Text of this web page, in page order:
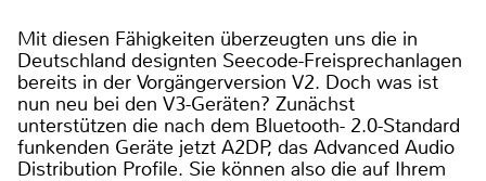
Mit diesen Fähigkeiten überzeugten uns die in
Deutschland designten Seecode-Freisprechanlagen
bereits in der Vorgängerversion V2. Doch was ist
nun neu bei den V3-Geräten? Zunächst
unterstützen die nach dem Bluetooth- 2.0-Standard
funkenden Geräte jetzt A2DP, das Advanced Audio
Distribution Profile. Sie können also die auf Ihrem